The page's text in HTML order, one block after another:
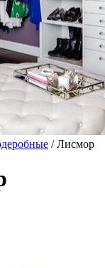
/ Лисмор